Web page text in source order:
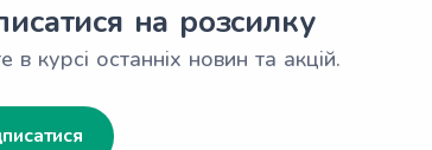
на розсилку
в курсі останніх новин та акцій.